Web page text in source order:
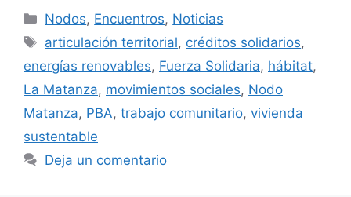
Nodos, Encuentros, Noticias
articulación territorial, créditos solidarios,
energías renovables, Fuerza Solidaria, hábitat,
La Matanza, movimientos sociales, Nodo
Matanza, PBA, trabajo comunitario, vivienda
sustentable
Deja un comentario